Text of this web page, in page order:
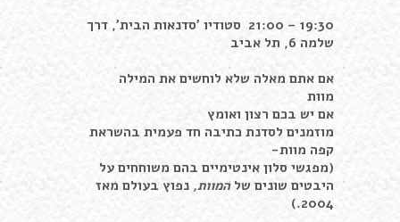
19:30 – 21:00 סטודיו 'סדנאות הבית', דרך
שלמה 6, תל אביב
אם אתם מאלה שלא לוחשים את המילה
מוות
אם יש בכם רצון ואומץ
מוזמנים לסדנת כתיבה חד פעמית בהשראת
קפה מוות-
(מפגשי סלון אינטימיים בהם משוחחים על
היבטים שונים שלהמוות, נפוץ בעולם מאז
2004.)